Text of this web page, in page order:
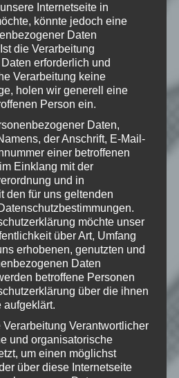
dir dieser Beitrag?
und lasse
da!
einen Kommentar
Adresse wird nicht
Erforderliche Felder
*
Internetseite in
könnte jedoch eine
Daten
die Verarbeitung
erforderlich und
Verarbeitung keine
holen wir generell eine
Person ein.
Daten,
der Anschrift, E-Mail-
einer betroffenen
Einklang mit der
und in
den für uns geltenden
möchte unser
über Art, Umfang
erhobenen, genutzten und
Daten
betroffene Personen
über die ihnen
aufgeklärt.
Verantwortlicher
und organisatorische
um einen möglichst
über diese Internetseite